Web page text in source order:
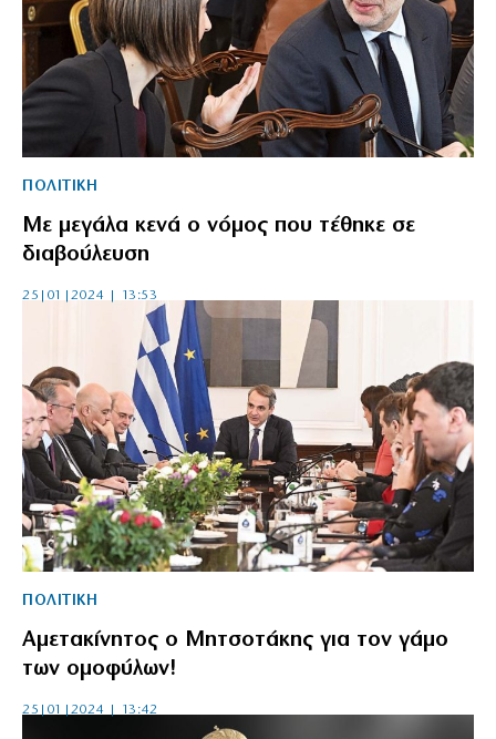
ΠΟΛΙΤΙΚΗ
Με μεγάλα κενά ο νόμος που τέθηκε σε
διαβούλευση
25|01|2024 | 13:53
ΠΟΛΙΤΙΚΗ
Αμετακίνητος ο Μητσοτάκης για τον γάμο
των ομοφύλων!
25|01|2024 | 13:42